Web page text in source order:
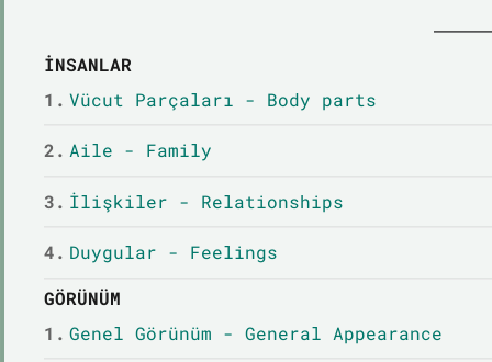
İNSANLAR
1. Vücut Parçaları - Body parts
2. Aile - Family
3. İlişkiler - Relationships
4. Duygular - Feelings
GÖRÜNÜM
1. Genel Görünüm - General Appearance